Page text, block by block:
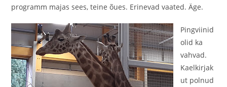
programm majas sees, teine õues. Erinevad vaated. Äge.
Pingviinid
olid ka
vahvad.
Kaelkirjak
ut polnud